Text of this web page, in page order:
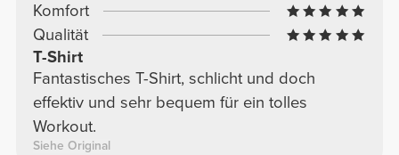
Komfort
Qualität
T-Shirt
Fantastisches T-Shirt, schlicht und doch
effektiv und sehr bequem für ein tolles
Workout.
Siehe Original